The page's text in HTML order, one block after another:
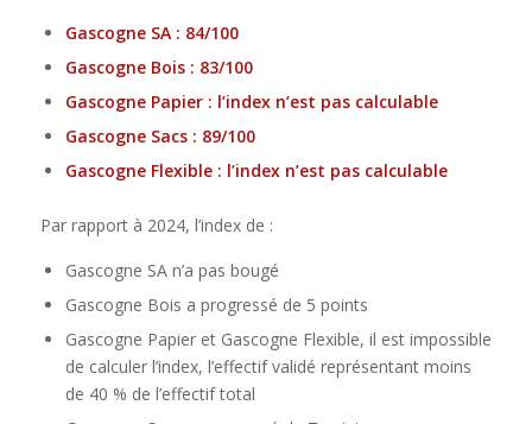
Gascogne SA : 84/100
Gascogne Bois : 83/100
Gascogne Papier : l’index n’est pas calculable
Gascogne Sacs : 89/100
Gascogne Flexible : l’index n’est pas calculable
Par rapport à 2024, l’index de :
Gascogne SA n’a pas bougé
Gascogne Bois a progressé de 5 points
Gascogne Papier et Gascogne Flexible, il est impossible
de calculer l’index, l’effectif validé représentant moins
de 40 % de l’effectif total